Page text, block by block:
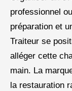
professionnel
préparation et
Traiteur se
alléger cette
main. La
la restauration